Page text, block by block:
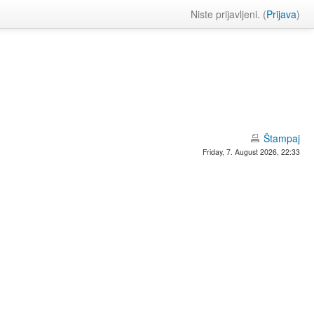
Niste prijavljeni. (Prijava)
Štampaj
Friday, 7. August 2026, 22:33